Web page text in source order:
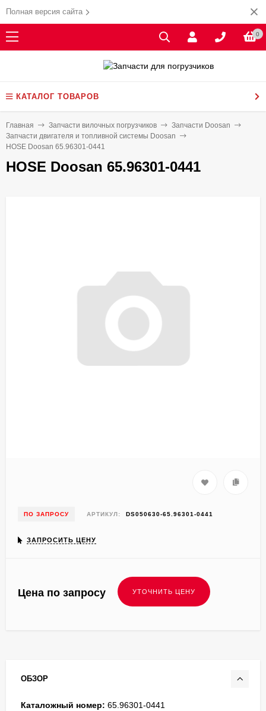
Полная версия сайта
0
КАТАЛОГ ТОВАРОВ
Главная Запчасти вилочных погрузчиков
Запчасти Doosan
Запчасти двигателя и топливной системы Doosan
HOSE Doosan 65.96301-0441
HOSE Doosan 65.96301-0441
ПО ЗАПРОСУ АРТИКУЛ: DS050630-65.96301-0441
ЗАПРОСИТЬ ЦЕНУ
Цена по запросу
ОБЗОР
Каталожный номер: 65.96301-0441